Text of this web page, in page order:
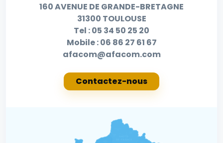
160 AVENUE DE GRANDE-BRETAGNE
31300 TOULOUSE
Tel :05 34 50 25 20
Mobile :06 86 27 61 67
afacom@afacom.com
Contactez-nous